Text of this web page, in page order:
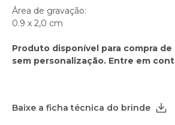
Área de gravação:
0.9 x 2,0 cm
Produto disponível para compra de
sem personalização. Entre em
Baixe a ficha técnica do brinde